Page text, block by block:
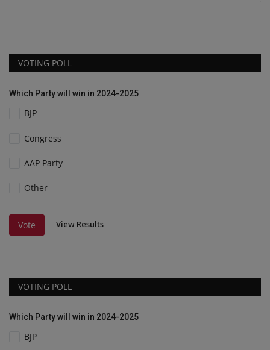
VOTING POLL
Which Party will win in 2024-2025
BJP
Congress
AAP Party
Other
Vote View Results
VOTING POLL
Which Party will win in 2024-2025
BJP